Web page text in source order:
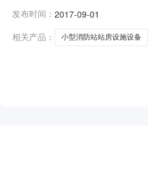
供应商A66235493沙井
发布时间： 2017-09-01
相关产品：
小型消防站站房设施设备